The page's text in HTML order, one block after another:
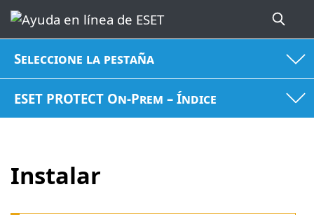
Seleccione la pestaña
ESET PROTECT On-Prem – Índice
Instalar